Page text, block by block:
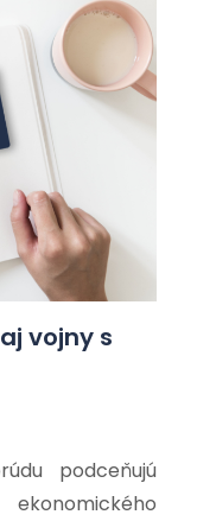
vojny s
podceňujú